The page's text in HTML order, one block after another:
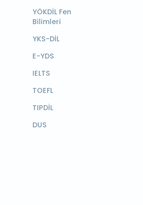
YÖKDİL Fen
Bilimleri
YKS-DİL
E-YDS
IELTS
TOEFL
TIPDİL
DUS